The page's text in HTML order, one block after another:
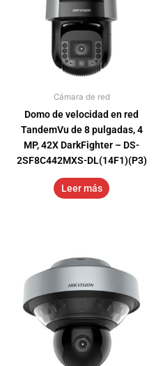
Cámara de red
Domo de velocidad en red
TandemVu de 8 pulgadas, 4
MP, 42X DarkFighter – DS-
2SF8C442MXS-DL(14F1)(P3)
Leer más